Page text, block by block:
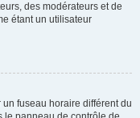
des modérateurs et de
étant un utilisateur
un fuseau horaire différent du